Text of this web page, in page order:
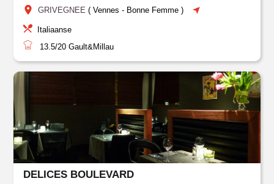
GRIVEGNEE(Vennes - Bonne Femme )
Italiaanse
13.5/20 Gault&Millau
DELICES BOULEVARD